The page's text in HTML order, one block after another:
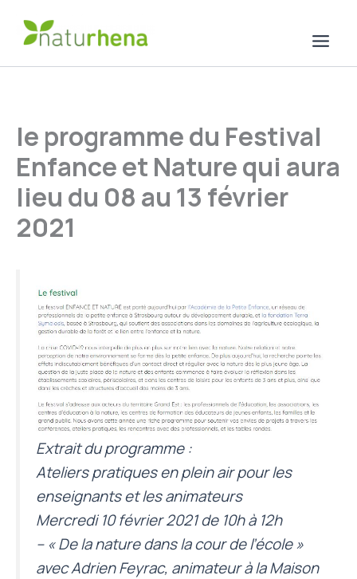
le programme du Festival
Enfance et Nature qui aura
lieu du 08 au 13 février
2021
Extrait du programme :
Ateliers pratiques en plein air pour les
enseignants et les animateurs
Mercredi 10 février 2021 de 10h à 12h
– « De la nature dans la cour de l’école »
avec Adrien Feyrac, animateur à la Maison